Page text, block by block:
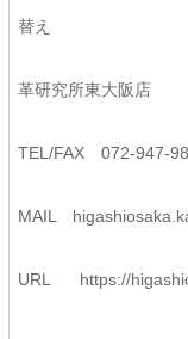
替え
革研究所東大阪店
TEL/FAX 072-947-
MAIL
URL https://